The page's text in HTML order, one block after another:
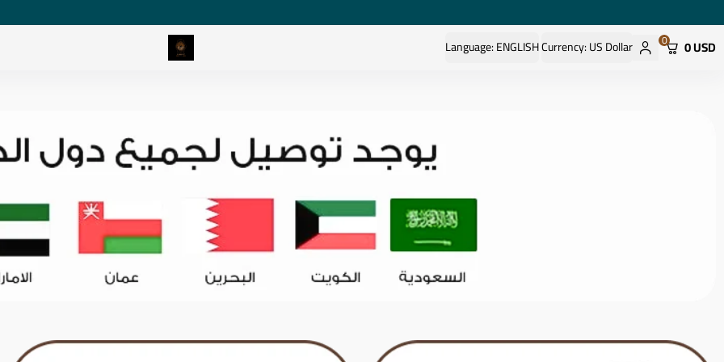
Romantic watches store Language:ENGLISHCurrency:US Dollar 0 0 USD